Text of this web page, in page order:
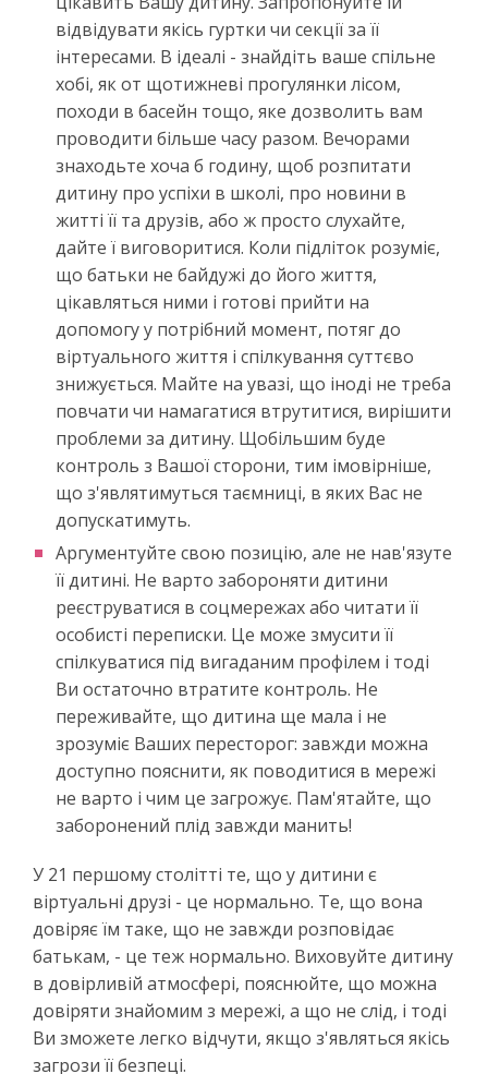
відвідувати якісь гуртки чи секції за її
інтересами. В ідеалі - знайдіть ваше спільне
хобі, як от щотижневі прогулянки лісом,
походи в басейн тощо, яке дозволить вам
проводити більше часу разом. Вечорами
знаходьте хоча б годину, щоб розпитати
дитину про успіхи в школі, про новини в
житті її та друзів, або ж просто слухайте,
дайте ї виговоритися. Коли підліток розуміє,
що батьки не байдужі до його життя,
цікавляться ними і готові прийти на
допомогу у потрібний момент, потяг до
віртуального життя і спілкування суттєво
знижується. Майте на увазі, що іноді не треба
повчати чи намагатися втрутитися, вирішити
проблеми за дитину. Щобільшим буде
контроль з Вашої сторони, тим імовірніше,
що з'являтимуться таємниці, в яких Вас не
допускатимуть.
Аргументуйте свою позицію, але не нав'язуте
її дитині. Не варто забороняти дитини
реєструватися в соцмережах або читати її
особисті переписки. Це може змусити її
спілкуватися під вигаданим профілем і тоді
Ви остаточно втратите контроль. Не
переживайте, що дитина ще мала і не
зрозуміє Ваших пересторог: завжди можна
доступно пояснити, як поводитися в мережі
не варто і чим це загрожує. Пам'ятайте, що
заборонений плід завжди манить!
У 21 першому столітті те, що у дитини є
віртуальні друзі - це нормально. Те, що вона
довіряє їм таке, що не завжди розповідає
батькам, - це теж нормально. Виховуйте дитину
в довірливій атмосфері, пояснюйте, що можна
довіряти знайомим з мережі, а що не слід, і тоді
Ви зможете легко відчути, якщо з'являться якісь
загрози її безпеці.